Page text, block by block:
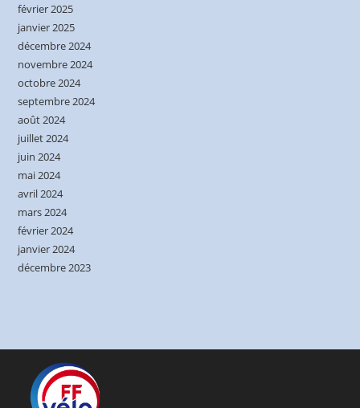
février 2025
janvier 2025
décembre 2024
novembre 2024
octobre 2024
septembre 2024
août 2024
juillet 2024
juin 2024
mai 2024
avril 2024
mars 2024
février 2024
janvier 2024
décembre 2023